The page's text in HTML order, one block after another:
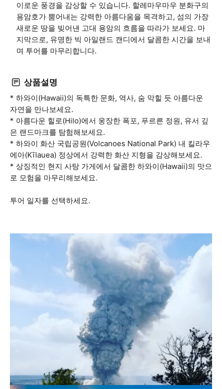
이로운 풍경을 감상할 수 있습니다. 할레마우마우 분화구의
용암호가 뿜어내는 강력한 아름다움을 목격하고, 섬의 가장
새로운 땅을 빚어낸 고대 용암의 흐름을 따라가 보세요. 마
지막으로, 유명한 빅 아일랜드 캔디에서 달콤한 시간을 보내
며 투어를 마무리합니다.
상품설명
* 하와이(Hawaii)의 독특한 문화, 역사, 숨 막힐 듯 아름다운
자연을 만나보세요.
* 아름다운 힐로(Hilo)에서 웅장한 폭포, 푸르른 정원, 유서 깊
은 랜드마크를 탐험해보세요.
* 하와이 화산 국립공원(Volcanoes National Park) 내 킬라우
에아(Kīlauea) 정상에서 강력한 화산 지형을 감상해보세요.
* 상징적인 현지 사탕 가게에서 달콤한 하와이(Hawaii)의 맛으
로 모험을 마무리해보세요.
투어 일자를 선택하세요.